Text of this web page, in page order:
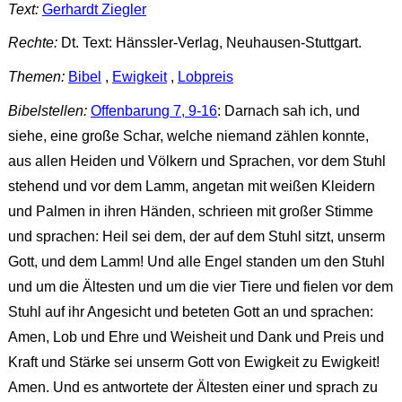
Text: Gerhardt Ziegler
Rechte:Dt. Text: Hänssler-Verlag, Neuhausen-Stuttgart.
Themen: Bibel , Ewigkeit, Lobpreis
Bibelstellen: Offenbarung 7, 9-16: Darnach sah ich, und
siehe, eine große Schar, welche niemand zählen konnte,
aus allen Heiden und Völkern und Sprachen, vor dem Stuhl
stehend und vor dem Lamm, angetan mit weißen Kleidern
und Palmen in ihren Händen, schrieen mit großer Stimme
und sprachen: Heil sei dem, der auf dem Stuhl sitzt, unserm
Gott, und dem Lamm! Und alle Engel standen um den Stuhl
und um die Ältesten und um die vier Tiere und fielen vor dem
Stuhl auf ihr Angesicht und beteten Gott an und sprachen:
Amen, Lob und Ehre und Weisheit und Dank und Preis und
Kraft und Stärke sei unserm Gott von Ewigkeit zu Ewigkeit!
Amen. Und es antwortete der Ältesten einer und sprach zu